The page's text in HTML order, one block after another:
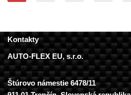
Kontakty
AUTO-FLEX EU, s.r.o.
Štúrovo námestie 6478/11